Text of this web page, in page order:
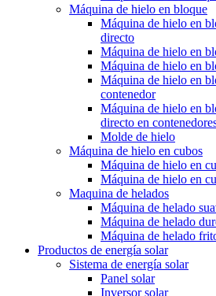
Máquina de hielo en bloque
Máquina de hielo en
directo
Máquina de hielo en
Máquina de hielo en
Máquina de hielo en
contenedor
Máquina de hielo en
directo en
Molde de hielo
Máquina de hielo en cubos
Máquina de hielo en
Máquina de hielo en
Maquina de helados
Máquina de helado
Máquina de helado
Máquina de helado
Productos de energía solar
Sistema de energía solar
Panel solar
Inversor solar